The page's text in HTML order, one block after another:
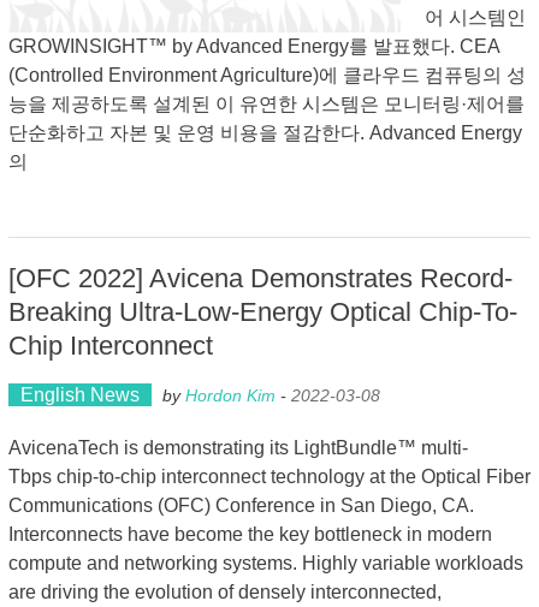
어 시스템인
GROWINSIGHT™ by Advanced Energy를 발표했다. CEA
(Controlled Environment Agriculture)에 클라우드 컴퓨팅의 성
능을 제공하도록 설계된 이 유연한 시스템은 모니터링·제어를
단순화하고 자본 및 운영 비용을 절감한다. Advanced Energy
의
[OFC 2022] Avicena Demonstrates Record-
Breaking Ultra-Low-Energy Optical Chip-To-
Chip Interconnect
English News byHordon Kim - 2022-03-08
AvicenaTech is demonstrating its LightBundle™ multi-
Tbps chip-to-chip interconnect technology at the Optical Fiber
Communications (OFC) Conference in San Diego, CA.
Interconnects have become the key bottleneck in modern
compute and networking systems. Highly variable workloads
are driving the evolution of densely interconnected,